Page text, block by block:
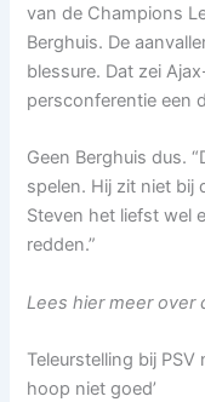
van de Champions
Berghuis. De
blessure. Dat zei
persconferentie een
Geen Berghuis dus.
spelen. Hij zit niet bij
Steven het liefst wel
redden.”
Lees hier meer over
Teleurstelling bij PSV
hoop niet goed’